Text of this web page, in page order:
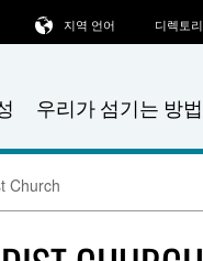
우리가 섬기는 방법
지역 언어 디렉토리
Church